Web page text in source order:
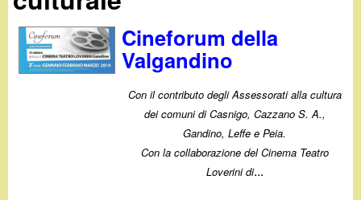
w
d
i
r
i
c
sei
qui
Cineforum della
Valgandino
Con il contributo degli Assessorati alla cultura
dei comuni di Casnigo, Cazzano S. A.,
Gandino, Leffe e Peia.
Con la collaborazione del Cinema Teatro
Loverini di...